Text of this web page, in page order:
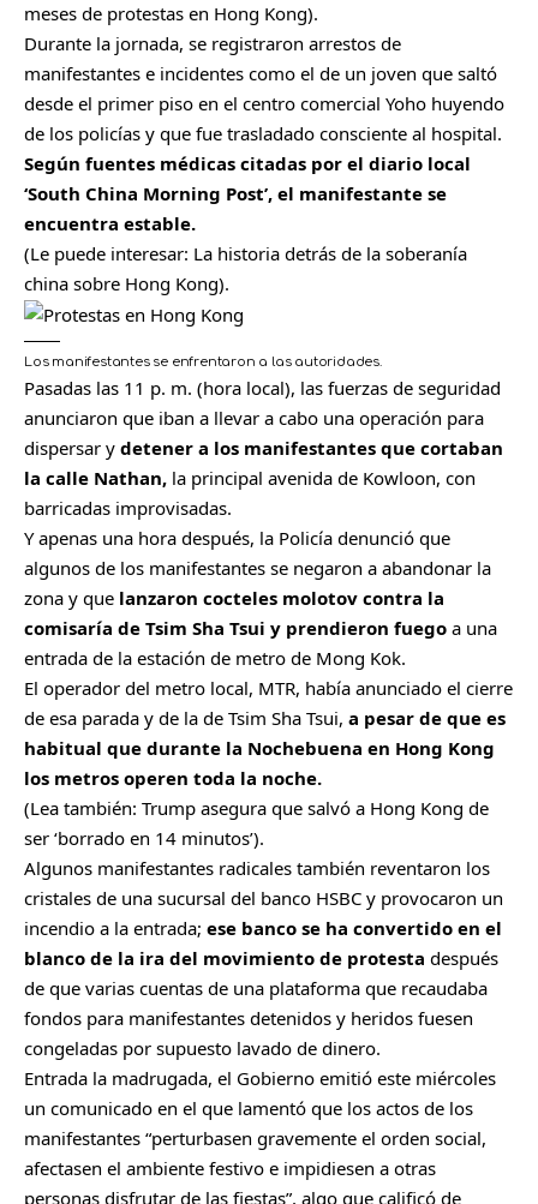
meses de protestas en Hong Kong).
Durante la jornada, se registraron arrestos de
manifestantes e incidentes como el de un joven que saltó
desde el primer piso en el centro comercial Yoho huyendo
de los policías y que fue trasladado consciente al hospital.
Según fuentes médicas citadas por el diario local
‘South China Morning Post’, el manifestante se
encuentra estable.
(Le puede interesar: La historia detrás de la soberanía
china sobre Hong Kong).
Los manifestantes se enfrentaron a las autoridades.
Pasadas las 11 p. m. (hora local), las fuerzas de seguridad
anunciaron que iban a llevar a cabo una operación para
dispersar y detener a los manifestantes que cortaban
la calle Nathan, la principal avenida de Kowloon, con
barricadas improvisadas.
Y apenas una hora después, la Policía denunció que
algunos de los manifestantes se negaron a abandonar la
zona y que lanzaron cocteles molotov contra la
comisaría de Tsim Sha Tsui y prendieron fuego a una
entrada de la estación de metro de Mong Kok.
El operador del metro local, MTR, había anunciado el cierre
de esa parada y de la de Tsim Sha Tsui, a pesar de que es
habitual que durante la Nochebuena en Hong Kong
los metros operen toda la noche.
(Lea también: Trump asegura que salvó a Hong Kong de
ser ‘borrado en 14 minutos’).
Algunos manifestantes radicales también reventaron los
cristales de una sucursal del banco HSBC y provocaron un
incendio a la entrada; ese banco se ha convertido en el
blanco de la ira del movimiento de protesta después
de que varias cuentas de una plataforma que recaudaba
fondos para manifestantes detenidos y heridos fuesen
congeladas por supuesto lavado de dinero.
Entrada la madrugada, el Gobierno emitió este miércoles
un comunicado en el que lamentó que los actos de los
manifestantes “perturbasen gravemente el orden social,
afectasen el ambiente festivo e impidiesen a otras
personas disfrutar de las fiestas”, algo que calificó de